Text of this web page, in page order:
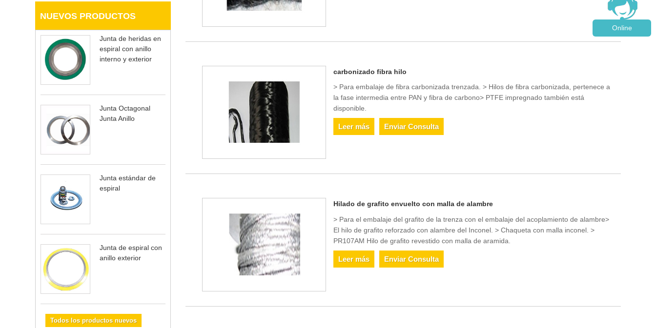
NUEVOS PRODUCTOS
Junta de heridas en
espiral con anillo
interno y exterior
Junta Octagonal
Junta Anillo
Junta estándar de
espiral
Junta de espiral con
anillo exterior
Todos los productos nuevos
carbonizado fibra hilo
> Para embalaje de fibra carbonizada trenzada. > Hilos de fibra carbonizada, pertenece a
la fase intermedia entre PAN y fibra de carbono> PTFE impregnado también está
disponible.
Leer más Enviar Consulta
Hilado de grafito envuelto con malla de alambre
> Para el embalaje del grafito de la trenza con el embalaje del acoplamiento de alambre>
El hilo de grafito reforzado con alambre del Inconel. > Chaqueta con malla inconel. >
PR107AM Hilo de grafito revestido con malla de aramida.
Leer más Enviar Consulta
Online